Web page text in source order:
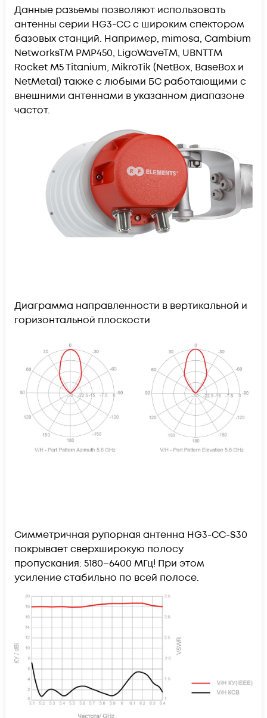
Данные разьемы позволяют использовать
антенны серии HG3-CC с широким спектором
базовых станций. Например, mimosa, Cambium
NetworksTM PMP450, LigoWaveTM, UBNTTM
Rocket M5 Titanium, MikroTik (NetBox, BaseBox и
NetMetal) также с любыми БС работающими с
внешними антеннами в указанном диапазоне
частот.
Диаграмма направленности в вертикальной и
горизонтальной плоскости
Симметричная рупорная антенна HG3-CC-S30
покрывает сверхширокую полосу
пропускания: 5180–6400 МГц! При этом
усиление стабильно по всей полосе.